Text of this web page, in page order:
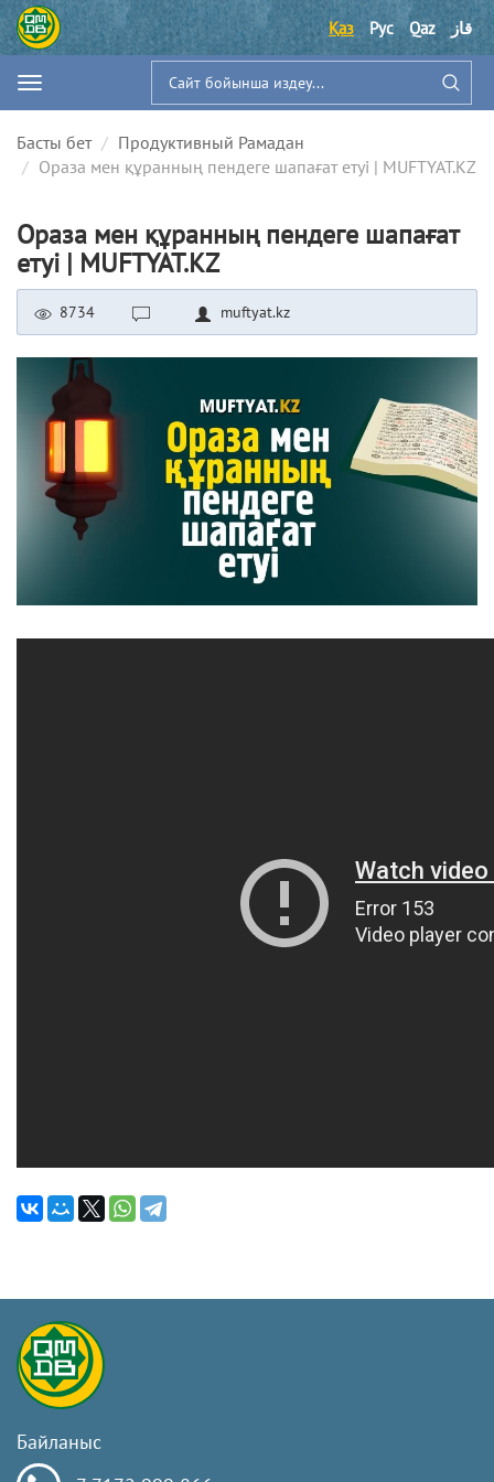
Қаз Рус Qaz قاز
Басты бет
Продуктивный Рамадан
Ораза мен құранның пендеге шапағат етуі | MUFTYAT.KZ
Ораза мен құранның пендеге шапағат
етуі | MUFTYAT.KZ
8734 muftyat.kz
Байланыс